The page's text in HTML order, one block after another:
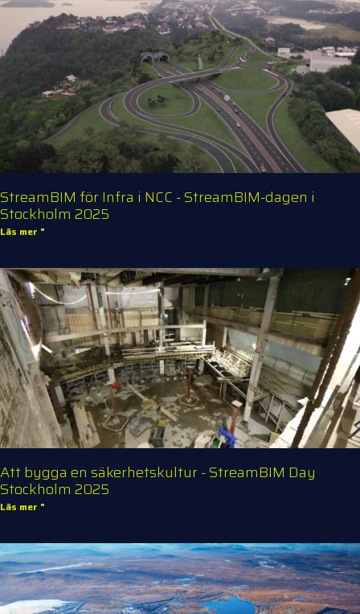
StreamBIM för Infra i NCC - StreamBIM-dagen i
Stockholm 2025
Läs mer "
Att bygga en säkerhetskultur - StreamBIM Day
Stockholm 2025
Läs mer "